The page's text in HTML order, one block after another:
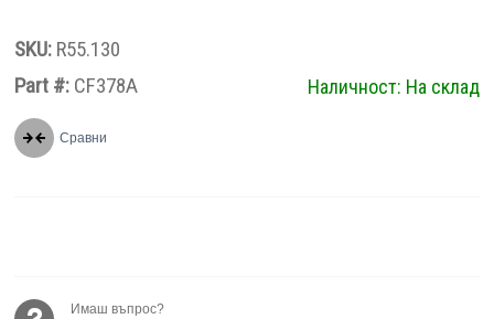
SKU: R55.130
Part #: CF378A Наличност: На склад
Сравни
Имаш въпрос?